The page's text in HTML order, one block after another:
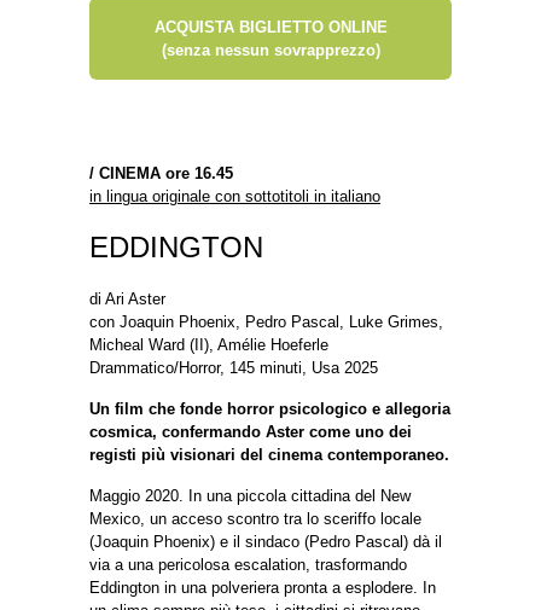
ACQUISTA BIGLIETTO ONLINE
(senza nessun sovrapprezzo)
/ CINEMA ore 16.45
in lingua originale con sottotitoli in italiano
EDDINGTON
di Ari Aster
con Joaquin Phoenix, Pedro Pascal, Luke Grimes,
Micheal Ward (II), Amélie Hoeferle
Drammatico/Horror, 145 minuti, Usa 2025
Un film che fonde horror psicologico e allegoria
cosmica, confermando Aster come uno dei
registi più visionari del cinema contemporaneo.
Maggio 2020. In una piccola cittadina del New
Mexico, un acceso scontro tra lo sceriffo locale
(Joaquin Phoenix) e il sindaco (Pedro Pascal) dà il
via a una pericolosa escalation, trasformando
Eddington in una polveriera pronta a esplodere. In